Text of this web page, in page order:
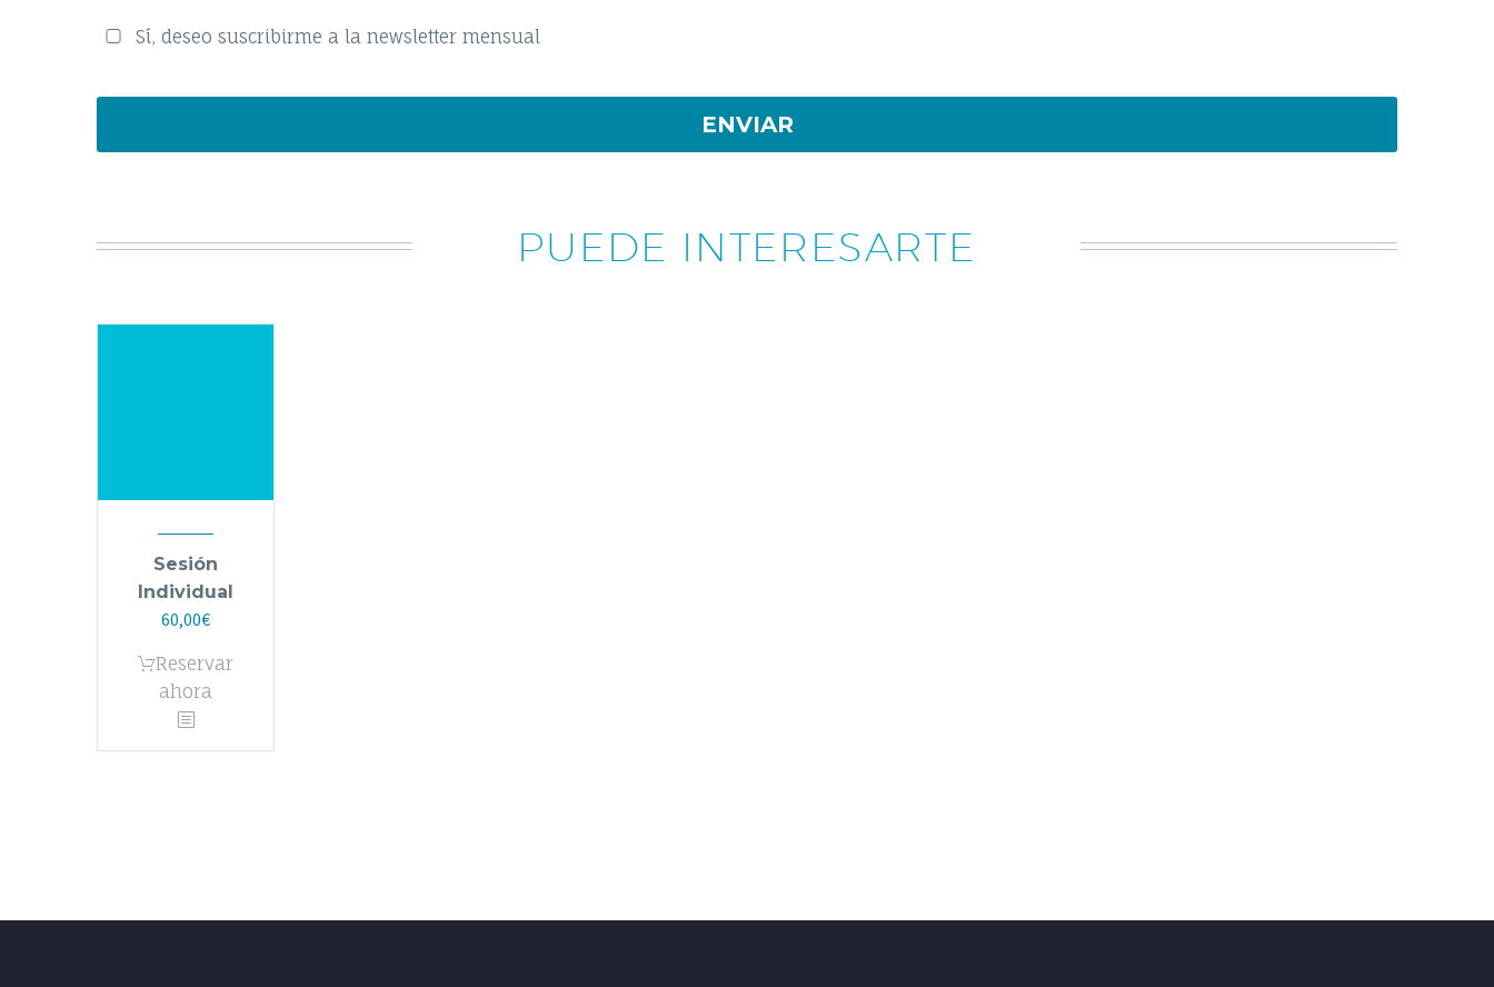
Sí, deseo suscribirme a la newsletter mensual
Por
deja
PUEDE INTERESARTE
Sesión
Individual
60,00€
Reservar
ahora